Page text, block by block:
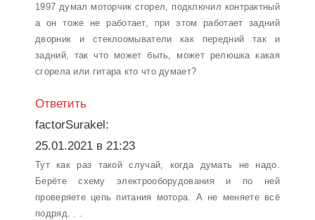
1997 думал моторчик сгорел, подключил контрактный
а он тоже не работает, при этом работает задний
дворник и стеклоомыватели как передний так и
задний, так что может быть, может релюшка какая
сгорела или гитара кто что думает?
Ответить
factorSurakel:
25.01.2021 в 21:23
Тут как раз такой случай, когда думать не надо.
Берёте схему электрооборудования и по ней
проверяете цепь питания мотора. А не меняете всё
подряд. . .